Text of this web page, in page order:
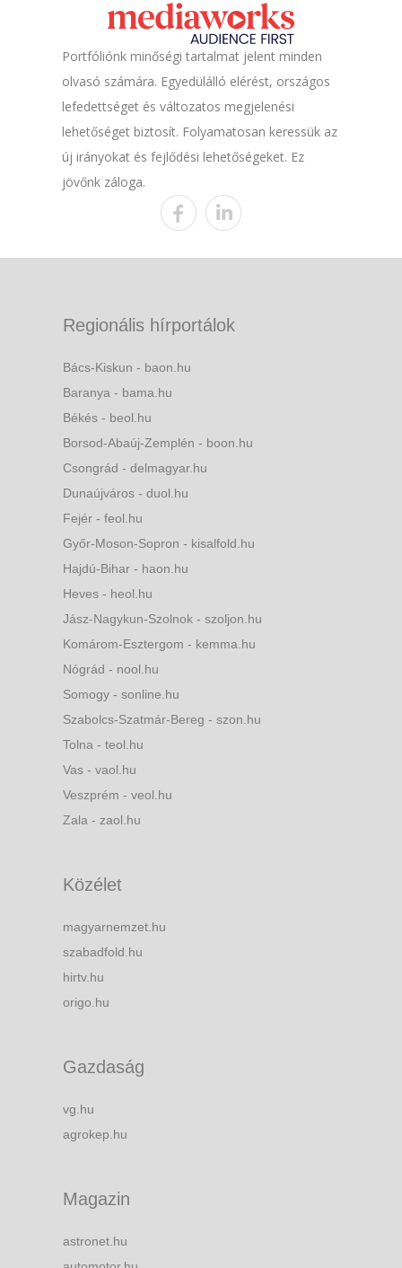
Portfóliónk minőségi tartalmat jelent minden
olvasó számára. Egyedülálló elérést, országos
lefedettséget és változatos megjelenési
lehetőséget biztosít. Folyamatosan keressük az
új irányokat és fejlődési lehetőségeket. Ez
jövőnk záloga.
Regionális hírportálok
Bács-Kiskun - baon.hu
Baranya - bama.hu
Békés - beol.hu
Borsod-Abaúj-Zemplén - boon.hu
Csongrád - delmagyar.hu
Dunaújváros - duol.hu
Fejér - feol.hu
Győr-Moson-Sopron - kisalfold.hu
Hajdú-Bihar - haon.hu
Heves - heol.hu
Jász-Nagykun-Szolnok - szoljon.hu
Komárom-Esztergom - kemma.hu
Nógrád - nool.hu
Somogy - sonline.hu
Szabolcs-Szatmár-Bereg - szon.hu
Tolna - teol.hu
Vas - vaol.hu
Veszprém - veol.hu
Zala - zaol.hu
Közélet
magyarnemzet.hu
szabadfold.hu
hirtv.hu
origo.hu
Gazdaság
vg.hu
agrokep.hu
Magazin
astronet.hu